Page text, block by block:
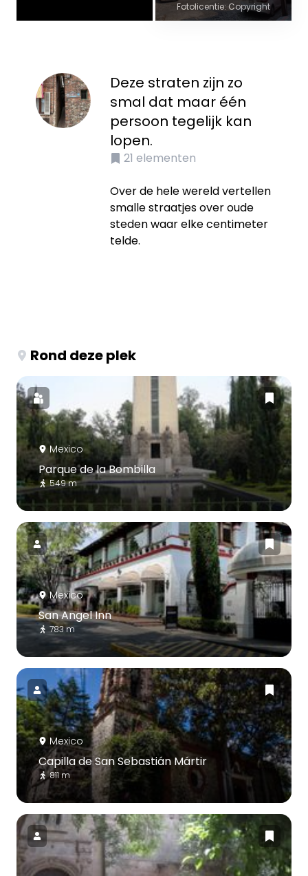
Fotolicentie: Copyright
Deze straten zijn zo
smal dat maar één
persoon tegelijk kan
lopen.
21 elementen
Over de hele wereld vertellen
smalle straatjes over oude
steden waar elke centimeter
telde.
Rond deze plek
Mexico
Parque de la Bombilla
549 m
Mexico
San Angel Inn
783 m
Mexico
Capilla de San Sebastián Mártir
811 m